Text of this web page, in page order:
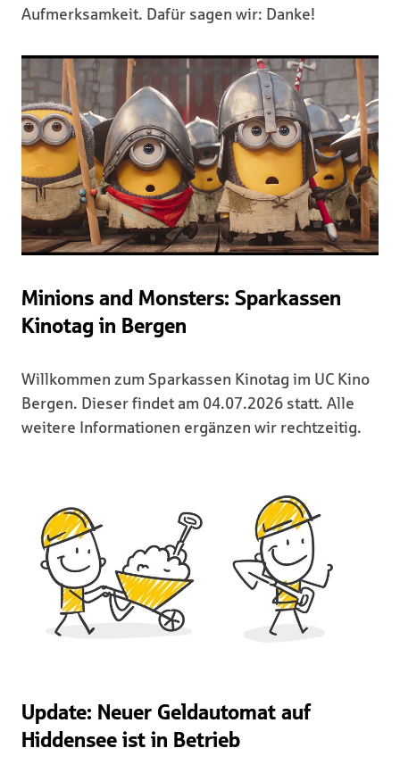
Aufmerksamkeit. Dafür sagen wir: Danke!
Minions and Monsters: Sparkassen
Kinotag in Bergen
Willkommen zum Sparkassen Kinotag im UC Kino
Bergen. Dieser findet am 04.07.2026 statt. Alle
weitere Informationen ergänzen wir rechtzeitig.
Update: Neuer Geldautomat auf
Hiddensee ist in Betrieb